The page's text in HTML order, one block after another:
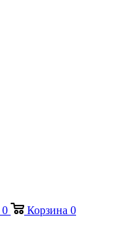
0 Корзина 0